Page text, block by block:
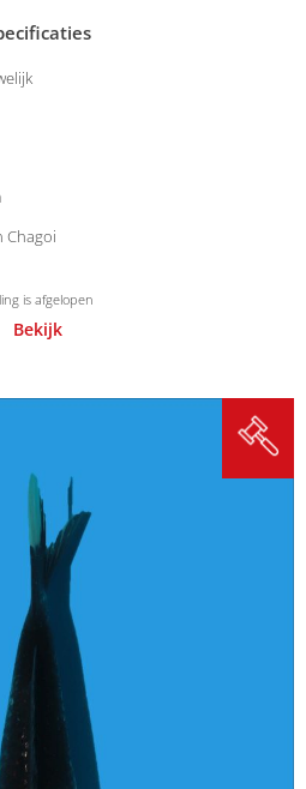
Chagoi
is afgelopen
Bekijk